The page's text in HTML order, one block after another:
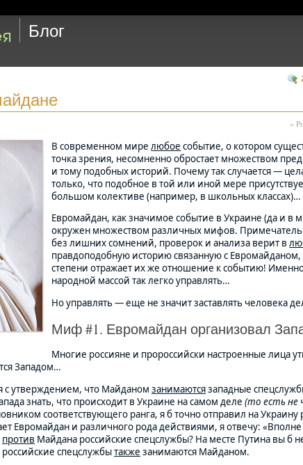
Блог
«
В современном мирелюбое событие, о котором
точка зрения, несомненно обростает множеством
и тому подобных историй. Почему так случается —
только, что подобное в той или иной мере
большом колективе (например, в школьных классах)…
Евромайдан, как значимое событие в Украине (да и в
окружен множеством различных мифов.
без лишних сомнений, проверок и анализа верит в
правдоподобную историю связанную с Евромайданом,
степени отражает их же отношение к событию!
народной массой так легко управлять…
Но управлять — еще не значит заставлять человека
Миф #1. Евромайдан организовал
Многие россияне и пророссийски настроенные лица
Западом…
с утверждением, что Майданом занимаютсязападные
знать, что происходит в Украине на самом деле (то есть не
соответствующего ранга, я б точно отправил на Украину
Евромайдан и различного рода действиями, я отвечу:
против Майдана российские спецслужбы? На месте Путина вы б
спецслужбытакже занимаются Майданом.